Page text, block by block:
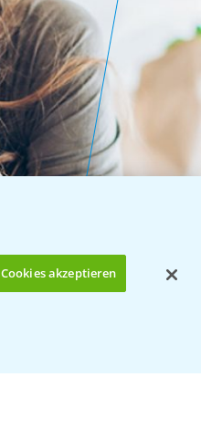
Cookies akzeptieren